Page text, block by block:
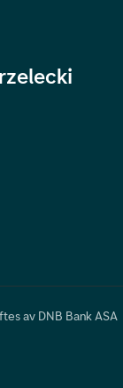
av DNB Bank